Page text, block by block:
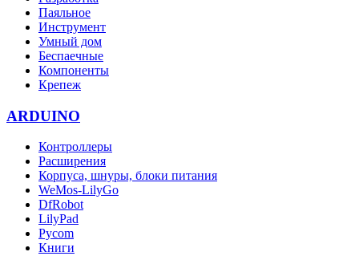
Паяльное
Инструмент
Умный дом
Беспаечные
Компоненты
Крепеж
ARDUINO
Контроллеры
Расширения
Корпуса, шнуры, блоки питания
WeMos-LilyGo
DfRobot
LilyPad
Pycom
Книги